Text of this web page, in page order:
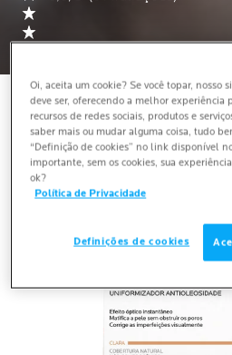
Oi, aceita um cookie? Se você topar, nosso
deve ser, oferecendo a melhor experiência
recursos de redes sociais, produtos e
saber mais ou mudar alguma coisa, tudo
“Definição de cookies” no link disponível
importante, sem os cookies, sua
ok?
Política de Privacidade
Definições de cookies